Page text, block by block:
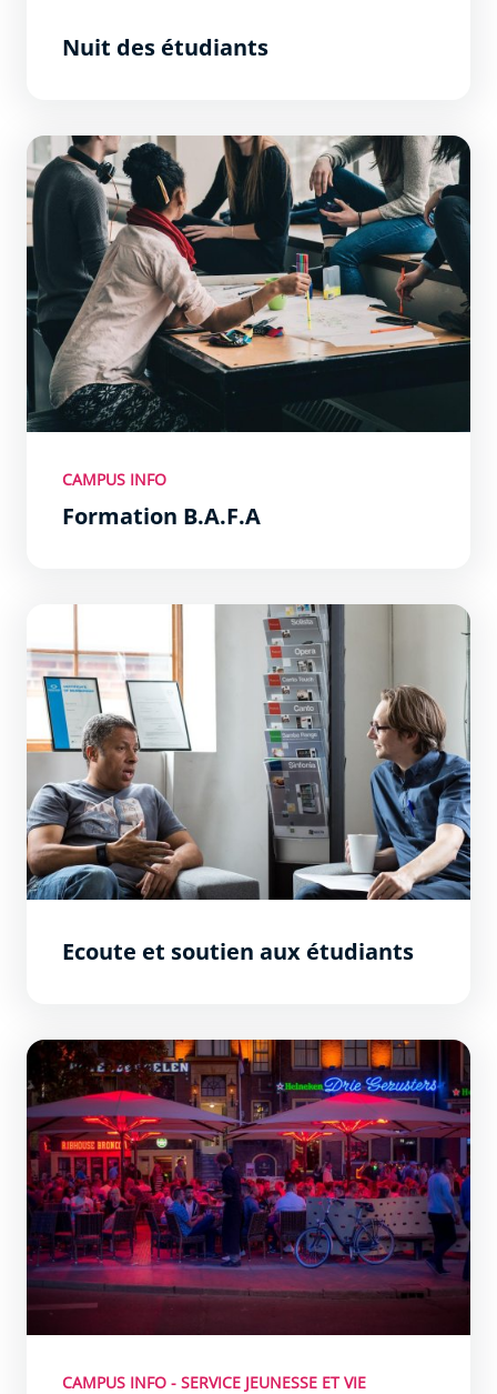
Nuit des étudiants
Formation B.A.F.A
CAMPUS INFO
Formation B.A.F.A
Ecoute et soutien aux étudiants
Ecoute et soutien aux étudiants
La vie étudiante locale
CAMPUS INFO - SERVICE JEUNESSE ET VIE